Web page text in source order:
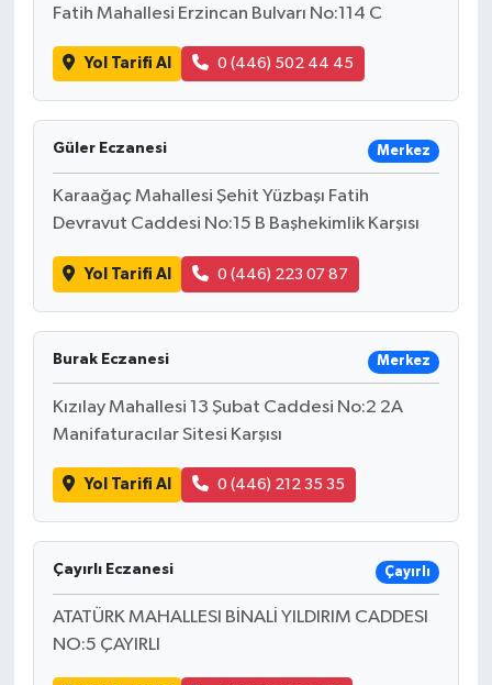
Fatih Mahallesi Erzincan Bulvarı No:114 C
Yol Tarifi Al 0 (446) 502 44 45
Güler Eczanesi Merkez
Karaağaç Mahallesi Şehit Yüzbaşı Fatih
Devravut Caddesi No:15 B Başhekimlik Karşısı
Yol Tarifi Al 0 (446) 223 07 87
Burak Eczanesi Merkez
Kızılay Mahallesi 13 Şubat Caddesi No:2 2A
Manifaturacılar Sitesi Karşısı
Yol Tarifi Al 0 (446) 212 35 35
Çayırlı Eczanesi Çayırlı
ATATÜRK MAHALLESI BİNALİ YILDIRIM CADDESI
NO:5 ÇAYIRLI